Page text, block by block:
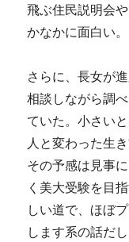
飛ぶ住民説明会
かなかに面白い。
さらに、長女が
相談しながら調
ていた。小さい
人と変わった生
その予感は見事
く美大受験を目
しい道で、ほぼ
します系の話だ